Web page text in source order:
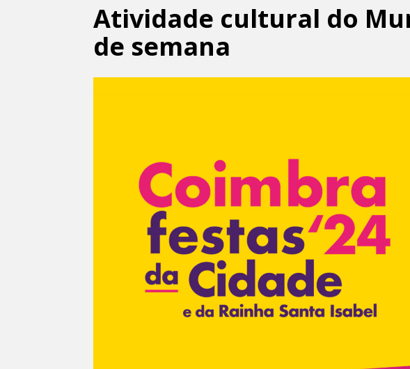
Atividade cultural do
de semana